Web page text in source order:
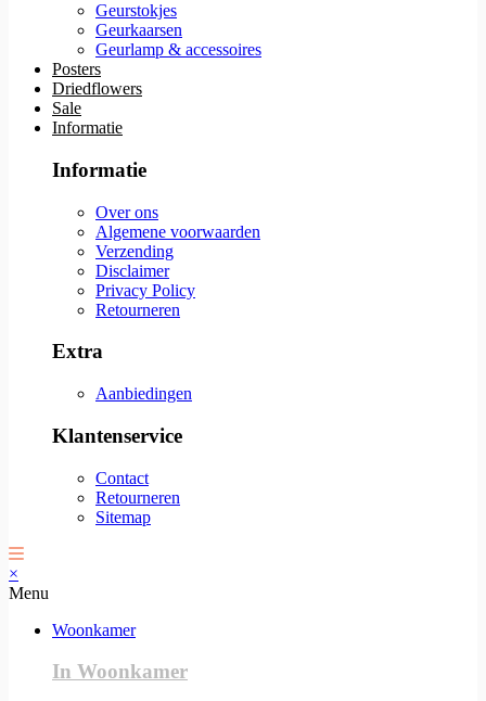
Geurstokjes
Geurkaarsen
Geurlamp & accessoires
Posters
Driedflowers
Sale
Informatie
Informatie
Over ons
Algemene voorwaarden
Verzending
Disclaimer
Privacy Policy
Retourneren
Extra
Aanbiedingen
Klantenservice
Contact
Retourneren
Sitemap
×
Menu
Woonkamer
In Woonkamer